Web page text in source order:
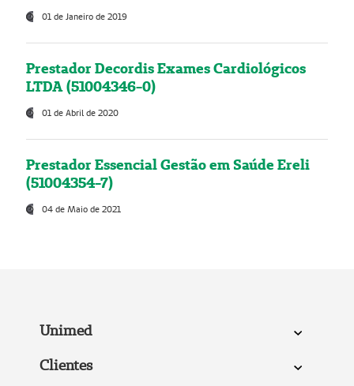
01 de Janeiro de 2019
Prestador Decordis Exames Cardiológicos
LTDA (51004346-0)
01 de Abril de 2020
Prestador Essencial Gestão em Saúde Ereli
(51004354-7)
04 de Maio de 2021
Unimed
Clientes